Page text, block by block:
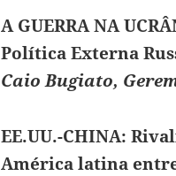
A GUERRA NA
Política Externa
Caio Bugiato,
EE.UU.-CHINA:
América latina